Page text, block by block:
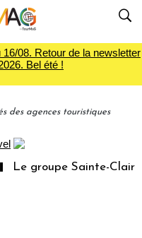
08. Retour de la newsletter
Bel été !
des agences touristiques
Le groupe Sainte-Claire